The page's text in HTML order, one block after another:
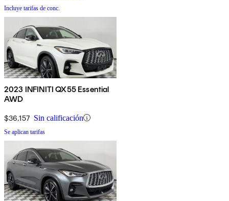
Incluye tarifas de conc.
2023 INFINITI QX55 Essential
AWD
$36,157 Sin calificación
Se aplican tarifas